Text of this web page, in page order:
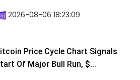
2026-08-06 18:23:09
Price Cycle Chart Signals
Of Major Bull Run, $...